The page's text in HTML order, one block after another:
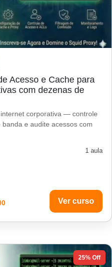
Acesso e Cache para
com dezenas de
corporativa — controle
e audite acessos com
1 aula
Ver curso
25% Off